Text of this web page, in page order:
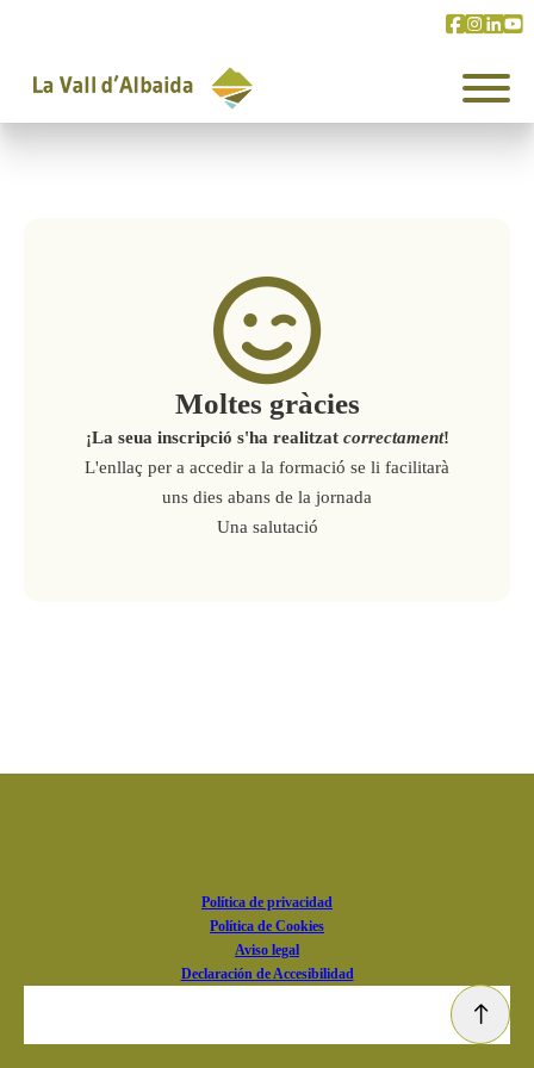
Moltes gràcies
¡La seua inscripció s'ha realitzat correctament!
L'enllaç per a accedir a la formació se li facilitarà
uns dies abans de la jornada
Una salutació
Política de privacidad
Política de Cookies
Aviso legal
Declaración de Accesibilidad